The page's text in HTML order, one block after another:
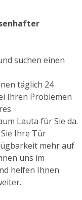
suchen einen
täglich 24
Ihren Problemen
Lauta für Sie da.
Ihre Tür
mehr auf
uns im
helfen Ihnen